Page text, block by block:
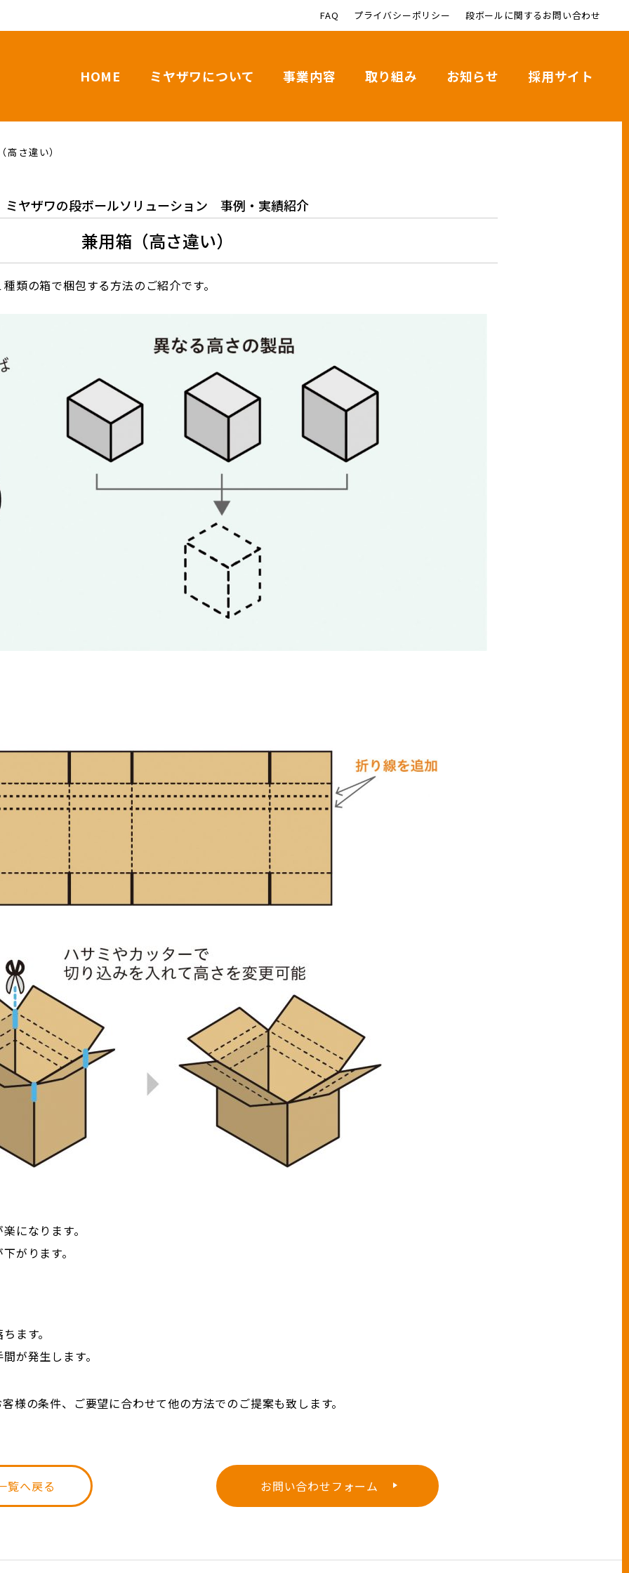
FAQ プライバシーポリシー 段ボールに関するお問い合わせ
HOME ミヤザワについて 事業内容 取り組み お知らせ 採用サイト
高さ違い）
ミヤザワの段ボールソリューション 事例・実績紹介
兼用箱（高さ違い）
類の箱で梱包する方法のご紹介です。
になります。
がります。
ます。
が発生します。
様の条件、ご要望に合わせて他の方法でのご提案も致します。
覧へ戻る お問い合わせフォーム